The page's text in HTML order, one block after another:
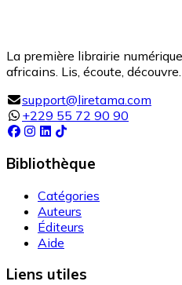
La première librairie
africains. Lis, écoute, découvre.
support@liretama.com
+229 55 72 90 90
Bibliothèque
Catégories
Auteurs
Éditeurs
Aide
Liens utiles